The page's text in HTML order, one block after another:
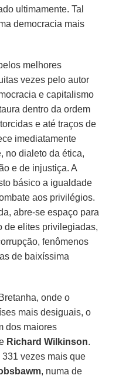
ultimamente. Tal
democracia mais
melhores
vezes pelo autor
e capitalismo
dentro da ordem
e até traços de
imediatamente
no dialeto da ética,
e de injustiça. A
básico a igualdade
aos privilégios.
abre-se espaço para
de elites privilegiadas,
fenômenos
de baixíssima
onde o
mais desiguais, o
dos maiores
Richard Wilkinson.
vezes mais que
, numa de